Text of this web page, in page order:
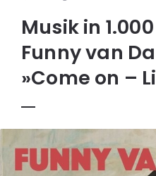
Musik in
Funny van
»Come on –